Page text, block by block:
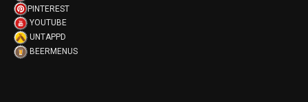
PINTEREST
YOUTUBE
UNTAPPD
BEERMENUS